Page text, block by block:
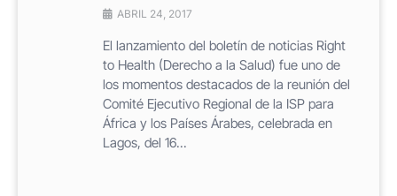
ABRIL 24, 2017
El lanzamiento del boletín de noticias Right
to Health (Derecho a la Salud) fue uno de
los momentos destacados de la reunión del
Comité Ejecutivo Regional de la ISP para
África y los Países Árabes, celebrada en
Lagos, del 16...